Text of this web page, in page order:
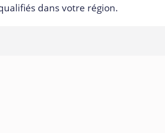
dans votre région.